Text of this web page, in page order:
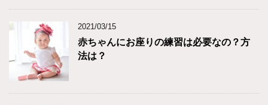
2021/03/15
赤ちゃんにお座りの練習は必要なの？方
法は？